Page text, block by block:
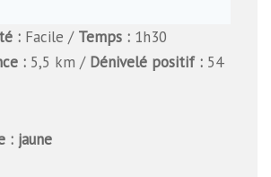
: Facile / Temps : 1h30
: 5,5 km / Dénivelé positif : 54
: jaune